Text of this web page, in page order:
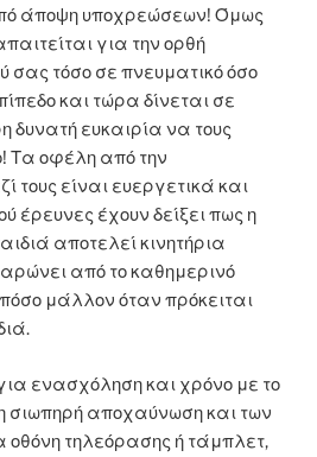
άποψη υποχρεώσεων! Όμως
για την ορθή
σας τόσο σε πνευματικό όσο
και τώρα δίνεται σε
δυνατή ευκαιρία να τους
Τα οφέλη από την
τους είναι ευεργετικά και
έρευνες έχουν δείξει πως η
αποτελεί κινητήρια
από το καθημερινό
μάλλον όταν πρόκειται
ενασχόληση και χρόνο με το
σιωπηρή αποχαύνωση και των
οθόνη τηλεόρασης ή τάμπλετ,